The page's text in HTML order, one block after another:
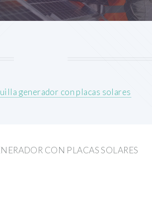
generador con placas solares
CON PLACAS SOLARES